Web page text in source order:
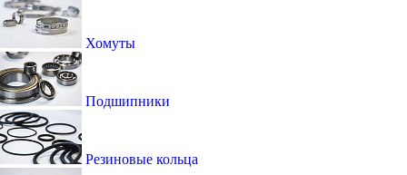
Хомуты
Подшипники
Резиновые кольца